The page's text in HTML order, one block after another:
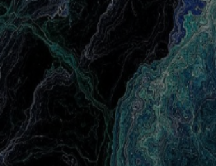
Penetration Testing
Engenharia Social
Code Review
Serviços